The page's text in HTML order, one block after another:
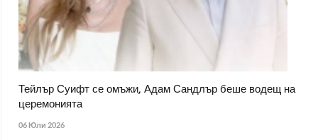
Тейлър Суифт се омъжи, Адам Сандлър беше водещ на
церемонията
06 Юли 2026